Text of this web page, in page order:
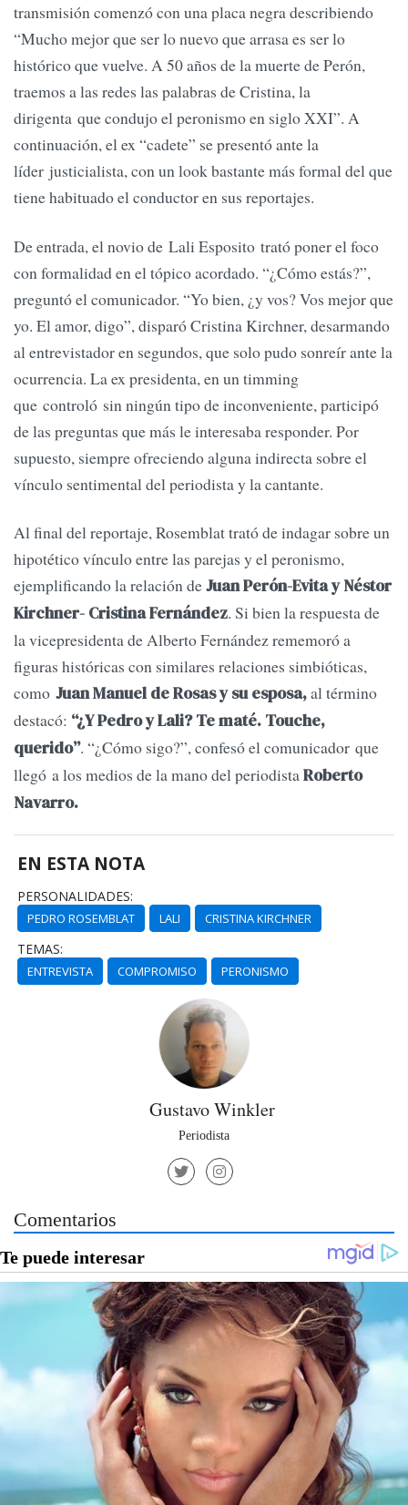
transmisión comenzó con una placa negra describiendo
“Mucho mejor que ser lo nuevo que arrasa es ser lo
histórico que vuelve. A 50 años de la muerte de Perón,
traemos a las redes las palabras de Cristina, la
dirigenta que condujo el peronismo en siglo XXI”. A
continuación, el ex “cadete” se presentó ante la
líder justicialista, con un look bastante más formal del que
tiene habituado el conductor en sus reportajes.
De entrada, el novio de Lali Esposito trató poner el foco
con formalidad en el tópico acordado. “¿Cómo estás?”,
preguntó el comunicador. “Yo bien, ¿y vos? Vos mejor que
yo. El amor, digo”, disparó Cristina Kirchner, desarmando
al entrevistador en segundos, que solo pudo sonreír ante la
ocurrencia. La ex presidenta, en un timming
que controló sin ningún tipo de inconveniente, participó
de las preguntas que más le interesaba responder. Por
supuesto, siempre ofreciendo alguna indirecta sobre el
vínculo sentimental del periodista y la cantante.
Al final del reportaje, Rosemblat trató de indagar sobre un
hipotético vínculo entre las parejas y el peronismo,
ejemplificando la relación deJuan Perón-Evita y Néstor
Kirchner- Cristina Fernández. Si bien la respuesta de
la vicepresidenta de Alberto Fernández rememoró a
figuras históricas con similares relaciones simbióticas,
como Juan Manuel de Rosas y su esposa,al término
destacó: “¿Y Pedro y Lali? Te maté. Touche,
querido”. “¿Cómo sigo?”, confesó el comunicador que
llegó a los medios de la mano del periodistaRoberto
Navarro.
EN ESTA NOTA
PERSONALIDADES:
PEDRO ROSEMBLAT LALI CRISTINA KIRCHNER
TEMAS:
ENTREVISTA COMPROMISO PERONISMO
Gustavo Winkler
Periodista
Comentarios